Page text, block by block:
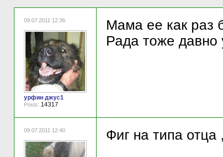
09.07.2011 12:36
урфин джус1
Posts: 14317
Мама ее как раз
Рада тоже
09.07.2011 12:40 Фиг на типа отца